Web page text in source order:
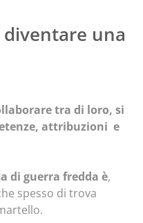
una
tra di loro, si
attribuzioni e
di guerra fredda è,
spesso di trova